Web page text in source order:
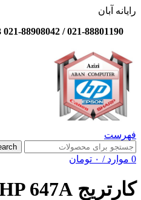
رایانه آبان
021-88801190 / 021-88908042 09104343543 / 09101115862
فهرست
0 موارد / ۰ تومان
کارتریج HP 647A